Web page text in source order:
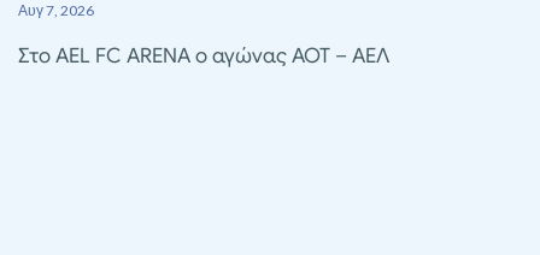
Αυγ 7, 2026
Στο AEL FC ARENA ο αγώνας ΑΟΤ – ΑΕΛ